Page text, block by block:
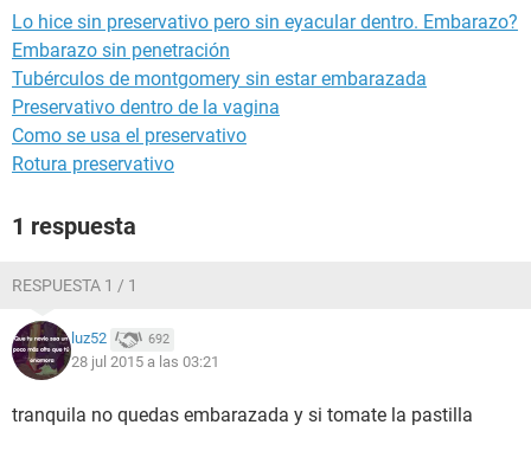
Lo hice sin preservativo pero sin eyacular dentro. Embarazo?
Embarazo sin penetración
Tubérculos de montgomery sin estar embarazada
Preservativo dentro de la vagina
Como se usa el preservativo
Rotura preservativo
1 respuesta
RESPUESTA 1 / 1
luz52 692
28 jul 2015 a las 03:21
tranquila no quedas embarazada y si tomate la pastilla